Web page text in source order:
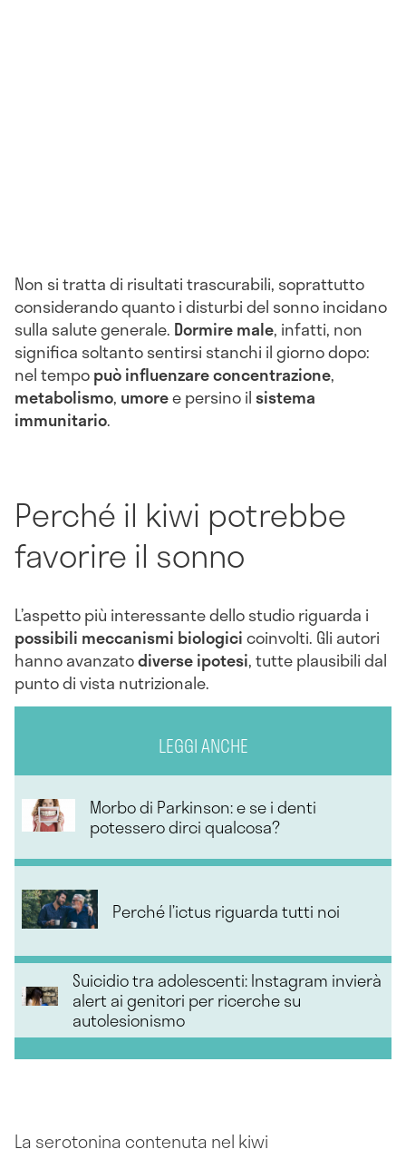
Non si tratta di risultati trascurabili, soprattutto
considerando quanto i disturbi del sonno incidano
sulla salute generale. Dormire male, infatti, non
significa soltanto sentirsi stanchi il giorno dopo:
nel tempopuò influenzare concentrazione,
metabolismo, umoree persino ilsistema
immunitario.
Perché il kiwi potrebbe
favorire il sonno
L’aspetto più interessante dello studio riguarda i
possibili meccanismi biologicicoinvolti. Gli autori
hanno avanzatodiverse ipotesi, tutte plausibili dal
punto di vista nutrizionale.
LEGGI ANCHE
Morbo di Parkinson: e se i denti
potessero dirci qualcosa?
Perché l’ictus riguarda tutti noi
Suicidio tra adolescenti: Instagram invierà
alert ai genitori per ricerche su
autolesionismo
La serotonina contenuta nel kiwi